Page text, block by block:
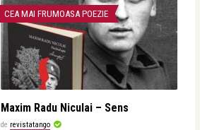
CEA MAI FRUMOASA POEZIE
Maxim Radu Niculai – Sens
de revistatango